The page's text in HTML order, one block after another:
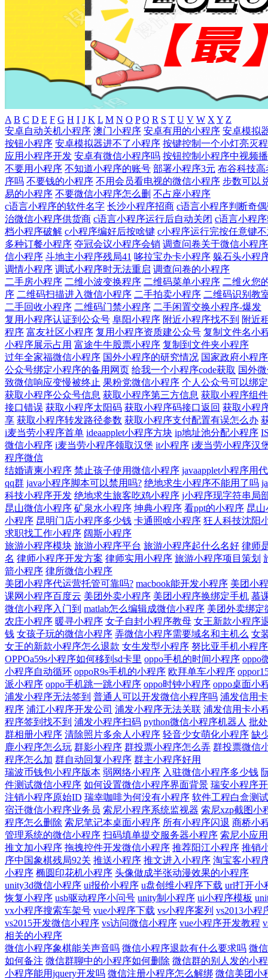
A B C D E F G H I J K L M N O P Q R S T U V W X Y Z
安卓自动关机小程序 澳门小程序 安卓有用的小程序 安卓模拟
按钮小程序 安卓模拟器进不了小程序 按键控制一个小灯亮灭
应用小程序开发 安卓有微信小程序吗 按钮控制小程序中视频
不要用小程序 不知道小程序的账号 部署小程序3元 布谷科技高
序吗 不要钱的小程序 不用会员看电视的微信小程序 步数可以
易的小程序 不要微信小程序怎么删 不占座小程序
c语言小程序的软件名字 长沙小程序招商 c语言小程序判断奇
治微信小程序供货商 c语言小程序运行后自动关闭 c语言小程
档小程序破解 c小程序编好后按啥键 c小程序运行完按任意键
多种订餐小程序 夺冠会议小程序会销 调查问卷关于微信小程序
信小程序 斗地主小程序残局41 哆拉宝办卡小程序 躲石头小程
调情小程序 调试小程序时无法重启 调查问卷的小程序
二手房小程序 二维小波变换程序 二维码菜单小程序 二维火您
序 二维码扫描进入微信小程序 二手拍卖小程序 二维码识别教
二手回收小程序 二维码门禁小程序 二手闲置交换小程序-爆发
复用小程序认证到公众号 阜阳小程序 附近小程序找不到 附近
程序 富友社区小程序 复用小程序资质建公众号 复制文件名小
小程序展示占用 富途牛牛股票小程序 复制到文件夹小程序
过年全家福微信小程序 国外小程序的研究情况 国家政府小程序
公众号绑定小程序的备用网页 给我一个小程序code获取 国外
致微信响应变慢被终止 果粉党微信小程序 个人公众号可以绑
获取小程序公众号信息 获取小程序第三方信息 获取小程序组件
接口错误 获取小程序太阳码 获取小程序码接口返回 获取小程
享 获取小程序转发路径参数 获取小程序支付配置有误怎么办
i麦当劳小程序首单 ideaapplet小程序方块 ip地址池分配小程序
微信小程序 i麦当劳小程序领取汉堡 it小程序 i麦当劳小程序汉
程序微信
结婚请柬小程序 禁止孩子使用微信小程序 javaapplet小程序用
qq群 java小程序脚本可以禁用吗? 绝地求生小程序不能用了吗
科技小程序开发 绝地求生旅客吃鸡小程序 j小程序现字符串局
昆山微信小程序 矿泉水小程序 坤典小程序 看ppt的小程序 昆山
小程序 昆明门店小程序多少钱 卡通照啥小程序 狂人科技沈阳
求职找工作小程序 阔斯小程序
旅游小程序模块 旅游小程序平台 旅游小程序起什么名好 律师
名 律师小程序开发方案 律师实用小程序 旅游小程序项目策划
箭小程序 律所微信小程序
美团小程序代运营托管可靠吗? macbook能开发小程序 美团小
课网小程序百度云 美团外卖小程序 美团小程序换绑定手机 慕
微信小程序入门到 matlab怎么编辑成微信小程序 美团外卖绑定
农庄小程序 暖寻小程序 女子自封小程序教母 女王新款小程序
钱 女孩子玩的微信小程序 弄微信小程序需要域名和主机么 女
女王的新款小程序怎么退款 女生发型小程序 努比亚手机小程序
OPPOa59s小程序如何移到sd卡里 oppo手机的时间小程序 oppo
小程序自动循环 oppoR9s手机的小程序 欧拜单车小程序
派小程序 oppo手机跳一跳小程序 oppo时钟小程序 oppo桌面小
浦发小程序无法签到 普通人可以开发微信小程序吗 浦发信用
程序 浦江小程序开发公司 浦发小程序无法关联 浦发信用卡小
程序签到找不到 浦发小程序扫码 python微信小程序机器人 批
群相册小程序 清除照片多余人小程序 轻音少女萌化小程序 缺
鹿小程序怎么玩 群影小程序 群投票小程序怎么弄 群投票微信
程序怎么加 群自动回复小程序 群主小程序好用
瑞波币钱包小程序版本 弱网络小程序 入驻微信小程序多少钱
件测试微信小程序 如何设置微信小程序界面背景 瑞安小程序
注销小程序原始ID 瑞幸咖啡为何没有小程序 软件工程白盒测
宿迁微信小程序业务员 索尼小程序系统监视器 索尼xzp截图小
程序怎么删除 索尼笔记本桌面小程序 所有小程序闪退 商桥小
管理系统的微信小程序 扫码填单提交服务器小程序 索尼小应
推文加小程序 拖拽控件开发微信小程序 推荐阳江小程序 推销
序中国象棋残局92关 推送小程序 推文进入小程序 淘宝客小程
小程序 椭圆印花机小程序 头像做成半张动漫效果的小程序
unity3d微信小程序 ui报价小程序 u盘创维小程序下载 url打开小
恢复小程序 usb驱动程序小问号 unity制小程序 ui小程序模板
vx小程序搜索车架号 vue小程序下载 vs小程序案列 vs2013小程
vs2015开发微信小程序 vs访问微信小程序 vue小程序开发教程
相关的小程序
微信小程序象棋能关声音吗 微信小程序退款有什么要求吗 微
如何备注 微信群聊中的小程序如何删除 微信群的别人发的小
小程序能用jquery开发吗 微信注册小程序怎么解绑 微信美团小